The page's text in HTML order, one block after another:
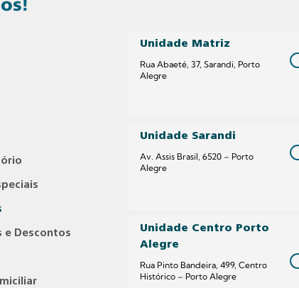
e Descontos
Unidade Matriz
Rua Abaeté, 37, Sarandi, Porto
Alegre
Unidade Sarandi
Av. Assis Brasil, 6520 – Porto
Alegre
Unidade Centro Porto
Alegre
Rua Pinto Bandeira, 499, Centro
Histórico – Porto Alegre